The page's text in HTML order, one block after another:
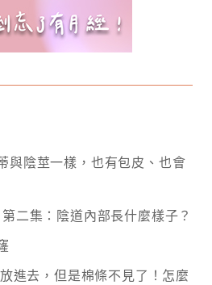
陰莖一樣，也有包皮、也會
二集：陰道內部長什麼樣子？
進去，但是棉條不見了！怎麼